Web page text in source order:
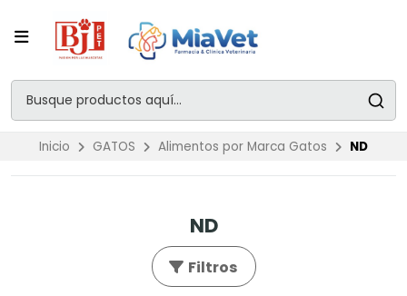
Inicio GATOS Alimentos por Marca Gatos ND
ND
Filtros